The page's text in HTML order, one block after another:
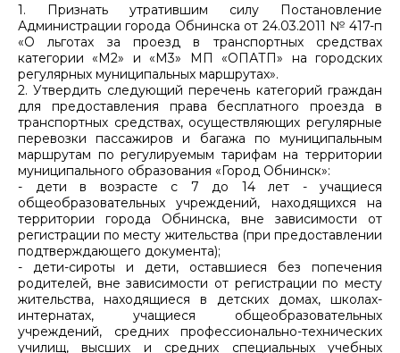
1. Признать утратившим силу Постановление
Администрации города Обнинска от 24.03.2011 № 417-п
«О льготах за проезд в транспортных средствах
категории «М2» и «М3» МП «ОПАТП» на городских
регулярных муниципальных маршрутах».
2. Утвердить следующий перечень категорий граждан
для предоставления права бесплатного проезда в
транспортных средствах, осуществляющих регулярные
перевозки пассажиров и багажа по муниципальным
маршрутам по регулируемым тарифам на территории
муниципального образования «Город Обнинск»:
- дети в возрасте с 7 до 14 лет - учащиеся
общеобразовательных учреждений, находящихся на
территории города Обнинска, вне зависимости от
регистрации по месту жительства (при предоставлении
подтверждающего документа);
- дети-сироты и дети, оставшиеся без попечения
родителей, вне зависимости от регистрации по месту
жительства, находящиеся в детских домах, школах-
интернатах, учащиеся общеобразовательных
учреждений, средних профессионально-технических
училищ, высших и средних специальных учебных